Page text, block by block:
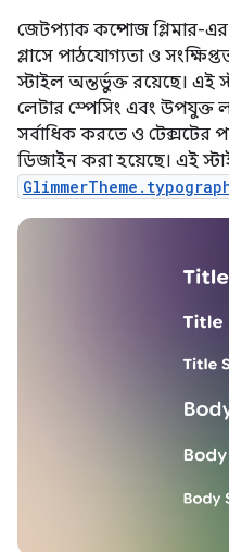
জেটপ্যাক কম্পোজ গ্লিমার-এর
গ্লাসে পাঠযোগ্যতা ও
স্টাইল অন্তর্ভুক্ত রয়েছে। এই
লেটার স্পেসিং এবং উপযুক্ত
সর্বাধিক করতে ও টেক্সটের
ডিজাইন করা হয়েছে। এই